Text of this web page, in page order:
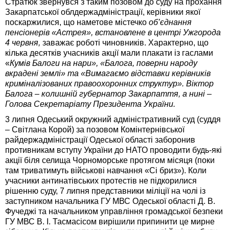
Стратюк звернувся з таким позовом до суду на прохання
Закарпатської облдержадміністрації, керівники якої
поскаржилися, що наметове містечко об’єднання
пенсіонерів «Астрея», встановлене в центрі Ужгорода
4 червня, заважає роботі чиновників. Характерно, що
кілька десятків учасників акції мали плакати із гаслами
«Кумів Балоги на нари», «Балога, поверни народу
вкрадені землі» та «Вимагаємо відставки керівників
криміналізованих правоохоронних структур». Віктор
Балога – колишній губернатор Закарпаття, а нині –
Голова Секретаріату Президента України.
3 липня Одеський окружний адміністративний суд (суддя
– Світлана Корой) за позовом Комінтернівської
райдержадміністрації Одеської області заборонив
противникам вступу України до НАТО проводити будь-які
акції біля селища Чорноморське протягом місяця (поки
там триватимуть військові навчання «Сі бриз»). Коли
учасники антинатівських протестів не підкорилися
рішенню суду, 7 липня представники міліції на чолі із
заступником начальника ГУ МВС Одеської області Д. В.
Фучеджі та начальником управління громадської безпеки
ГУ МВС В. І. Тасмасісом вирішили припинити це мирне